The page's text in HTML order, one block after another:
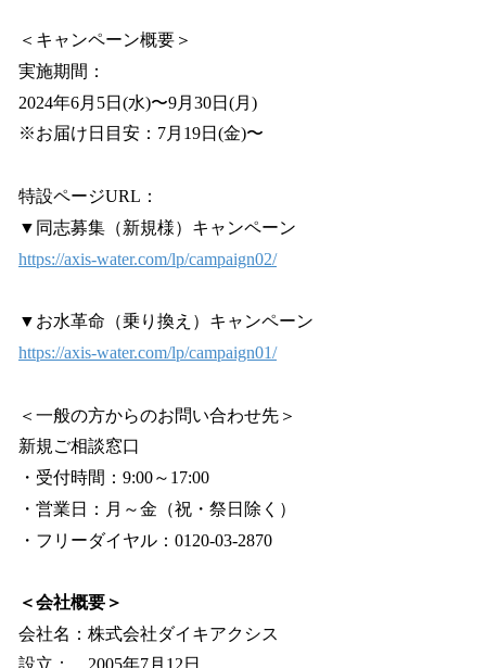
＜キャンペーン概要＞
実施期間：
2024年6月5日(水)〜9月30日(月)
※お届け日目安：7月19日(金)〜
特設ページURL：
▼同志募集（新規様）キャンペーン
https://axis-water.com/lp/campaign02/
▼お水革命（乗り換え）キャンペーン
https://axis-water.com/lp/campaign01/
＜一般の方からのお問い合わせ先＞
新規ご相談窓口
・受付時間：9:00～17:00
・営業日：月～金（祝・祭日除く）
・フリーダイヤル：0120-03-2870
＜会社概要＞
会社名：株式会社ダイキアクシス